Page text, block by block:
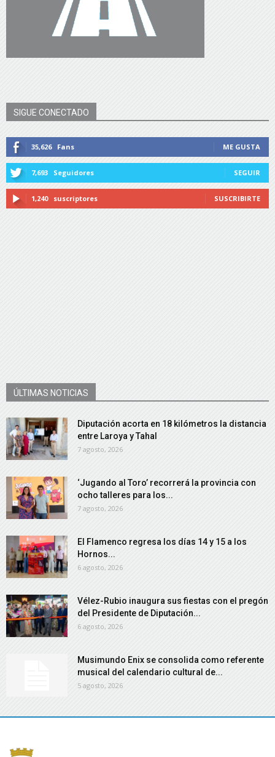
SIGUE CONECTADO
35,626 Fans ME GUSTA
7,693 Seguidores SEGUIR
1,240 suscriptores SUSCRIBIRTE
ÚLTIMAS NOTICIAS
Diputación acorta en 18 kilómetros la distancia
entre Laroya y Tahal
7 agosto, 2026
‘Jugando al Toro’ recorrerá la provincia con
ocho talleres para los...
7 agosto, 2026
El Flamenco regresa los días 14 y 15 a los
Hornos...
6 agosto, 2026
Vélez-Rubio inaugura sus fiestas con el pregón
del Presidente de Diputación...
6 agosto, 2026
Musimundo Enix se consolida como referente
musical del calendario cultural de...
5 agosto, 2026